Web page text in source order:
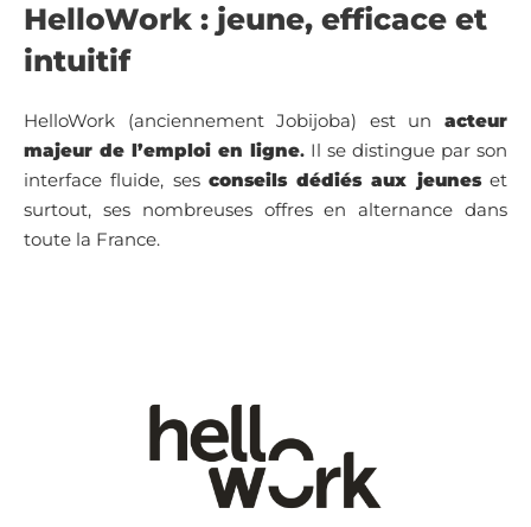
HelloWork : jeune, efficace et
intuitif
HelloWork (anciennement Jobijoba) est un acteur
majeur de l’emploi en ligne. Il se distingue par son
interface fluide, ses conseils dédiés aux jeuneset
surtout, ses nombreuses offres en alternance dans
toute la France.